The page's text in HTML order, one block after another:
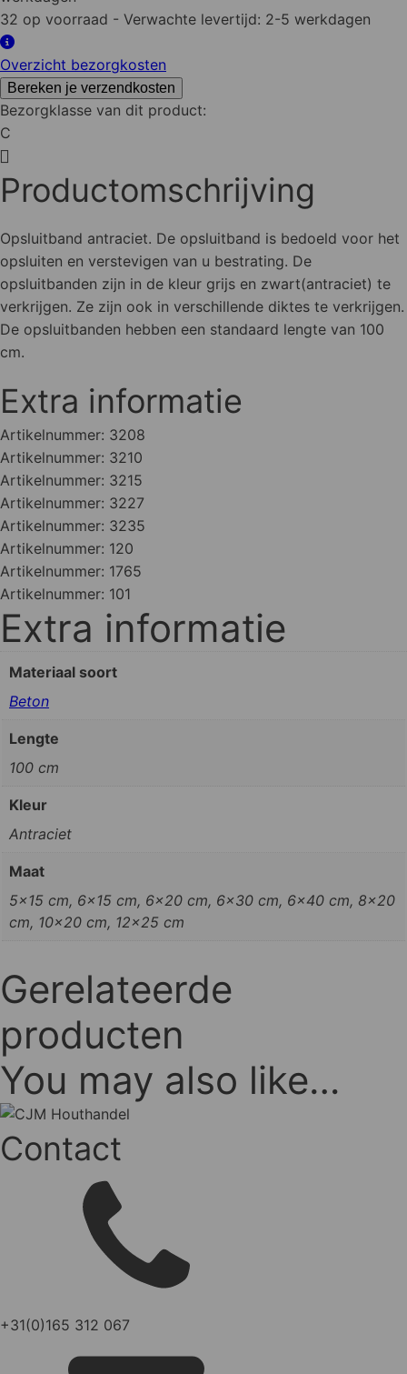
32 op voorraad - Verwachte levertijd: 2-5 werkdagen
Overzicht bezorgkosten
Bereken je verzendkosten
Bezorgklasse van dit product:
C
Productomschrijving
Opsluitband antraciet. De opsluitband is bedoeld voor het
opsluiten en verstevigen van u bestrating. De
opsluitbanden zijn in de kleur grijs en zwart(antraciet) te
verkrijgen. Ze zijn ook in verschillende diktes te verkrijgen.
De opsluitbanden hebben een standaard lengte van 100
cm.
Extra informatie
Artikelnummer: 3208
Artikelnummer: 3210
Artikelnummer: 3215
Artikelnummer: 3227
Artikelnummer: 3235
Artikelnummer: 120
Artikelnummer: 1765
Artikelnummer: 101
Extra informatie
Materiaal soort
Beton
Lengte
100 cm
Kleur
Antraciet
Maat
5x15 cm, 6x15 cm, 6x20 cm, 6x30 cm, 6x40 cm, 8x20
cm, 10x20 cm, 12x25 cm
Gerelateerde
producten
You may also like…
Contact
+31(0)165 312 067